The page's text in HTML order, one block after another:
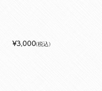
¥3,000(税込)